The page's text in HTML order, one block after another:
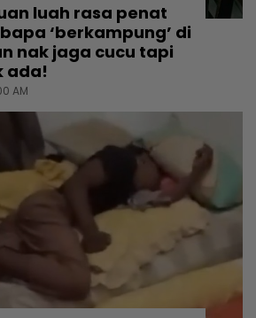
luah rasa penat
‘berkampung’ di
nak jaga cucu tapi
ada!
AM